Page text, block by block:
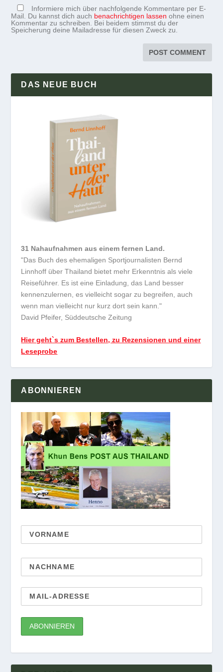
Informiere mich über nachfolgende Kommentare per E-
Mail. Du kannst dich auch benachrichtigen lassen ohne einen
Kommentar zu schreiben. Bei beidem stimmst du der
Speicherung deine Mailadresse für diesen Zweck zu.
DAS NEUE BUCH
31 Nahaufnahmen aus einem fernen Land.
"Das Buch des ehemaligen Sportjournalisten Bernd
Linnhoff über Thailand bietet mehr Erkenntnis als viele
Reiseführer. Es ist eine Einladung, das Land besser
kennenzulernen, es vielleicht sogar zu begreifen, auch
wenn man vielleicht nur kurz dort sein kann."
David Pfeifer, Süddeutsche Zeitung
Hier geht`s zum Bestellen, zu Rezensionen und einer
Leseprobe
ABONNIEREN